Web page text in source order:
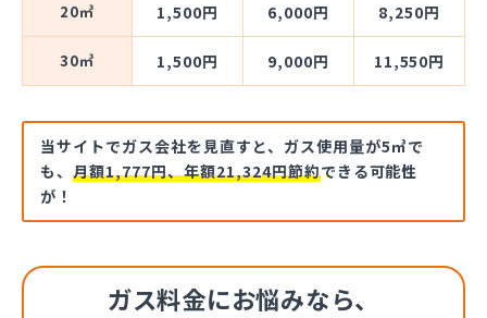
20㎥ 1,500円 6,000円 8,250円
30㎥ 1,500円 9,000円 11,550円
当サイトでガス会社を見直すと、ガス使用量が5㎥で
も、 月額1,777円、年額21,324円節約できる可能性
が！
ガス料金にお悩みなら、